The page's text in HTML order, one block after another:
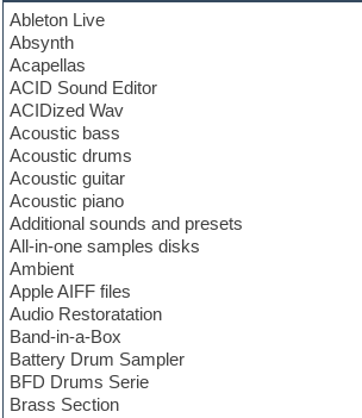
Ableton Live
Absynth
Acapellas
ACID Sound Editor
ACIDized Wav
Acoustic bass
Acoustic drums
Acoustic guitar
Acoustic piano
Additional sounds and presets
All-in-one samples disks
Ambient
Apple AIFF files
Audio Restoratation
Band-in-a-Box
Battery Drum Sampler
BFD Drums Serie
Brass Section